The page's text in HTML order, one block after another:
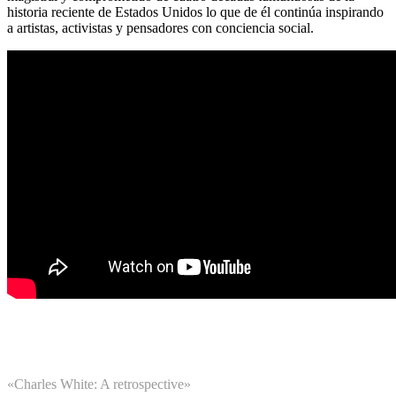
historia reciente de Estados Unidos lo que de él continúa inspirando
a artistas, activistas y pensadores con conciencia social.
«Charles White: A retrospective»